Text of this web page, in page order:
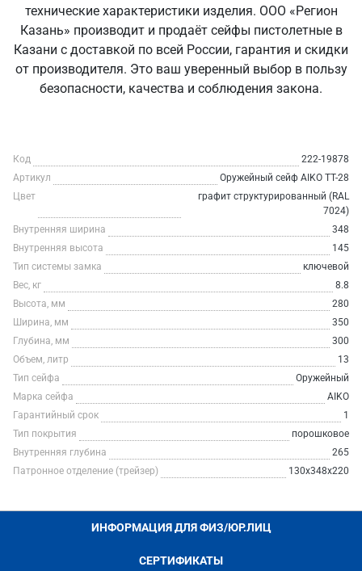
технические характеристики изделия. ООО «Регион
Казань» производит и продаёт сейфы пистолетные в
Казани с доставкой по всей России, гарантия и скидки
от производителя. Это ваш уверенный выбор в пользу
безопасности, качества и соблюдения закона.
Код
222-19878
Артикул
Оружейный сейф AIKO TT-28
Цвет
графит структурированный (RAL
7024)
Внутренняя ширина
348
Внутренняя высота
145
Тип системы замка
ключевой
Вес, кг
8.8
Высота, мм
280
Ширина, мм
350
Глубина, мм
300
Объем, литр
13
Тип сейфа
Оружейный
Марка сейфа
AIKO
Гарантийный срок
1
Тип покрытия
порошковое
Внутренняя глубина
265
Патронное отделение (трейзер)
130x348x220
ИНФОРМАЦИЯ ДЛЯ ФИЗ/ЮР.ЛИЦ
СЕРТИФИКАТЫ